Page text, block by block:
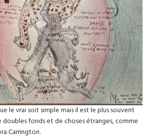
le vrai soit simple mais il est le plus souvent
doubles fonds et de choses étranges, comme
Carrington.